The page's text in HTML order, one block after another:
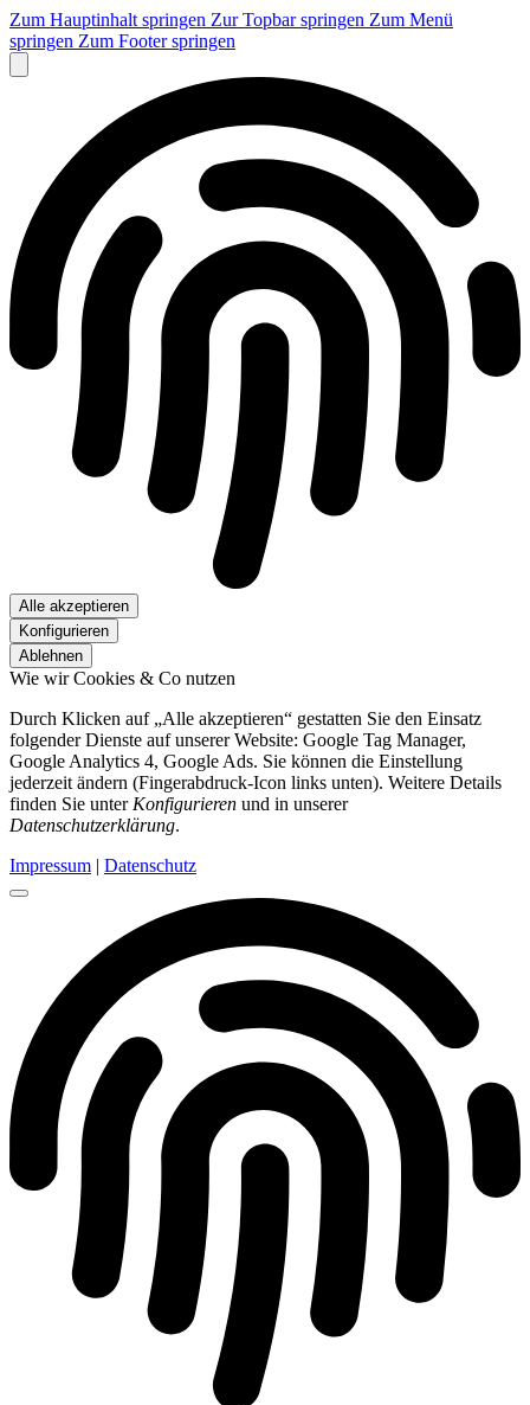
Zum Hauptinhalt springen Zur Topbar springen Zum Menü
springen Zum Footer springen
Alle akzeptieren
Konfigurieren
Ablehnen
Wie wir Cookies & Co nutzen
Durch Klicken auf „Alle akzeptieren“ gestatten Sie den Einsatz
folgender Dienste auf unserer Website: Google Tag Manager,
Google Analytics 4, Google Ads. Sie können die Einstellung
jederzeit ändern (Fingerabdruck-Icon links unten). Weitere Details
finden Sie unter Konfigurieren und in unserer
Datenschutzerklärung.
Impressum | Datenschutz